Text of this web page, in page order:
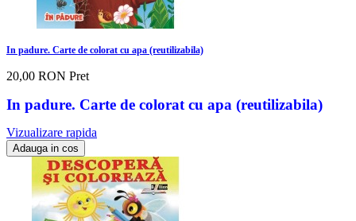
In padure. Carte de colorat cu apa (reutilizabila)
20,00 RON Pret
In padure. Carte de colorat cu apa (reutilizabila)
Vizualizare rapida
Adauga in cos